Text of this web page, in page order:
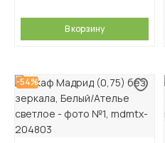
В корзину
-54%